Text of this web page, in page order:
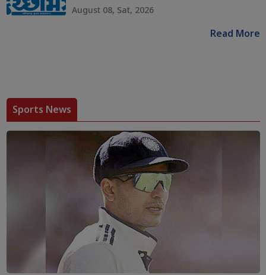
August 08, Sat, 2026
Read More
Sports News